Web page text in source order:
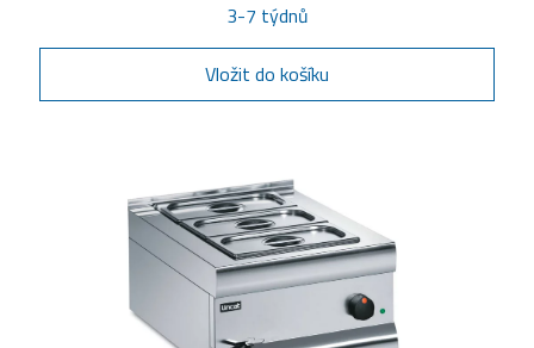
3-7 týdnů
Vložit do košíku